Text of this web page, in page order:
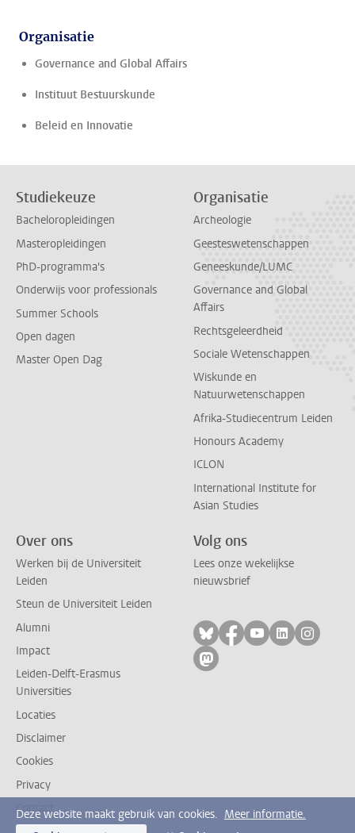
Organisatie
Governance and Global Affairs
Instituut Bestuurskunde
Beleid en Innovatie
Studiekeuze
Bacheloropleidingen
Masteropleidingen
PhD-programma's
Onderwijs voor professionals
Summer Schools
Open dagen
Master Open Dag
Organisatie
Archeologie
Geesteswetenschappen
Geneeskunde/LUMC
Governance and Global
Affairs
Rechtsgeleerdheid
Sociale Wetenschappen
Wiskunde en
Natuurwetenschappen
Afrika-Studiecentrum Leiden
Honours Academy
ICLON
International Institute for
Asian Studies
Over ons
Werken bij de Universiteit
Leiden
Steun de Universiteit Leiden
Alumni
Impact
Leiden-Delft-Erasmus
Universities
Locaties
Disclaimer
Cookies
Privacy
Contact
Volg ons
Lees onze wekelijkse
nieuwsbrief
Volg ons op bluesky
Volg ons op
Volg ons op
Volg ons
Volg
Volg ons op mastodon
Deze website maakt gebruik van cookies. Meer informatie.